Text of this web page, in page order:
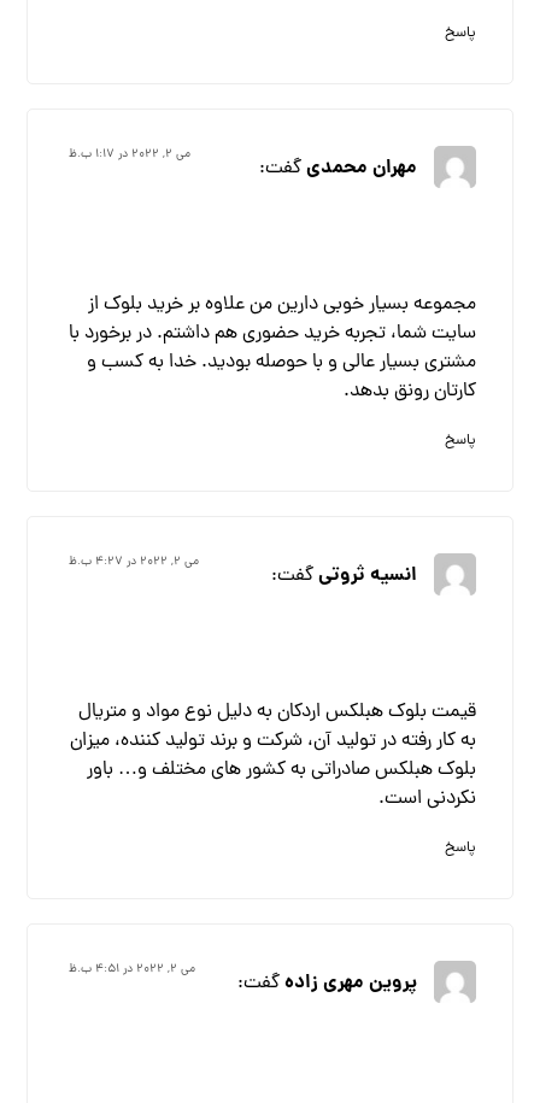
پاسخ
مهران محمدیگفت: می ۲, ۲۰۲۲ در ۱:۱۷ ب.ظ
مجموعه بسیار خوبی دارین من علاوه بر خرید بلوک از
سایت شما، تجربه خرید حضوری هم داشتم. در برخورد با
مشتری بسیار عالی و با حوصله بودید. خدا به کسب و
کارتان رونق بدهد.
پاسخ
انسیه ثروتیگفت: می ۲, ۲۰۲۲ در ۴:۲۷ ب.ظ
قیمت بلوک هبلکس اردکان به دلیل نوع مواد و متریال
به کار رفته در تولید آن، شرکت و برند تولید کننده، میزان
بلوک هبلکس صادراتی به کشور های مختلف و… باور
نکردنی است.
پاسخ
پروین مهری زادهگفت: می ۲, ۲۰۲۲ در ۴:۵۱ ب.ظ